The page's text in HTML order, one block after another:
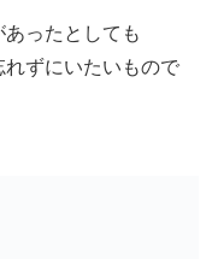
ったとしても
れずにいたいもので